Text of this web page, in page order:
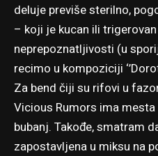
deluje previše sterilno,
– koji je kucan ili
neprepoznatljivosti (u
recimo u kompoziciji
Za bend čiji su rifovi u
Vicious Rumors ima
bubanj. Takođe, smatram
zapostavljena u miksu na